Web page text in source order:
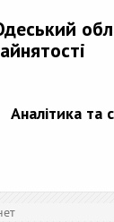
Аналітика та